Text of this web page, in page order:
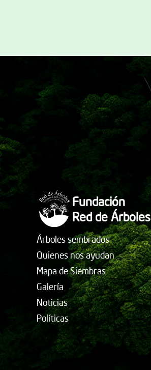
Fundación
Red de Árboles
Árboles sembrados
Quienes nos ayudan
Mapa de Siembras
Galería
Noticias
Políticas